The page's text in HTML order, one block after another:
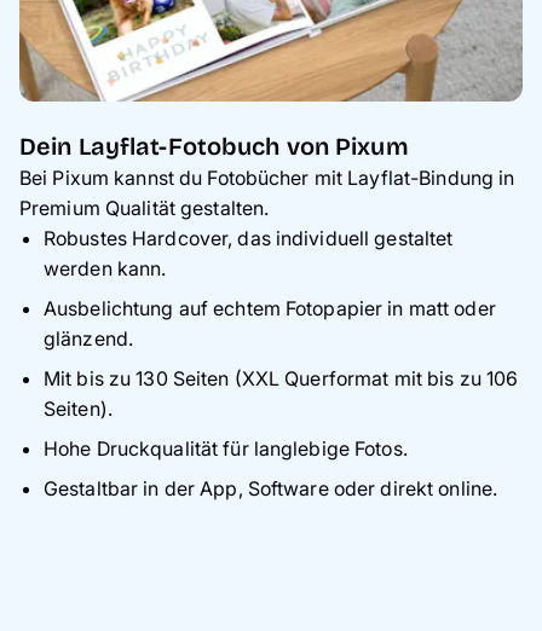
Dein Layflat-Fotobuch von Pixum
Bei Pixum kannst du Fotobücher mit Layflat-Bindung in
Premium Qualität gestalten.
Robustes Hardcover, das individuell gestaltet
werden kann.
Ausbelichtung auf echtem Fotopapier in matt oder
glänzend.
Mit bis zu 130 Seiten (XXL Querformat mit bis zu 106
Seiten).
Hohe Druckqualität für langlebige Fotos.
Gestaltbar in der App, Software oder direkt online.